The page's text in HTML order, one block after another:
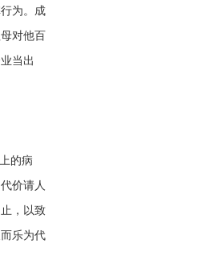
为。成
对他百
当出
的病
价请人
，以致
乐为代